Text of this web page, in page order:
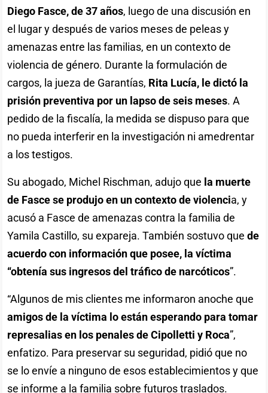
Diego Fasce, de 37 años, luego de una discusión en
el lugar y después de varios meses de peleas y
amenazas entre las familias, en un contexto de
violencia de género. Durante la formulación de
cargos, la jueza de Garantías, Rita Lucía, le dictó la
prisión preventiva por un lapso de seis meses. A
pedido de la fiscalía, la medida se dispuso para que
no pueda interferir en la investigación ni amedrentar
a los testigos.
Su abogado, Michel Rischman, adujo que la muerte
de Fasce se produjo en un contexto de violencia, y
acusó a Fasce de amenazas contra la familia de
Yamila Castillo, su expareja. También sostuvo quede
acuerdo con información que posee, la víctima
“obtenía sus ingresos del tráfico de narcóticos”.
“Algunos de mis clientes me informaron anoche que
amigos de la víctima lo están esperando para tomar
represalias en los penales de Cipolletti y Roca”,
enfatizo. Para preservar su seguridad, pidió que no
se lo envíe a ninguno de esos establecimientos y que
se informe a la familia sobre futuros traslados.